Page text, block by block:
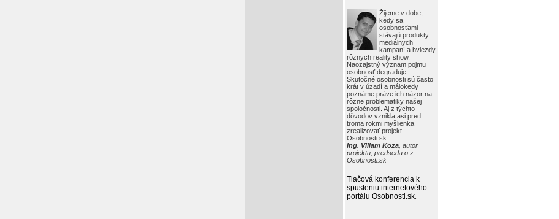
Žijeme v dobe,
kedy sa
osobnosťami
stávajú produkty
mediálnych
kampaní a hviezdy
rôznych reality show.
Naozajstný význam pojmu
osobnosť degraduje.
Skutočné osobnosti sú často
krát v úzadí a málokedy
poznáme práve ich názor na
rôzne problematiky našej
spoločnosti. Aj z týchto
dôvodov vznikla asi pred
troma rokmi myšlienka
zrealizovať projekt
Osobnosti.sk.
Ing. Viliam Koza , autor
projektu, predseda o.z.
Osobnosti.sk
Tlačová konferencia k
spusteniu internetového
portálu Osobnosti.sk